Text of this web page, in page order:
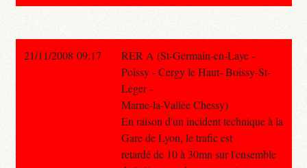
21/11/2008 09:17
RER A (St-Germain-en-Laye -
Poissy - Cergy le Haut- Boissy-St-
Léger -
Marne-la-Vallée Chessy)
En raison d'un incident technique à la
Gare de Lyon, le trafic est
retardé de 10 à 30mn sur l'ensemble